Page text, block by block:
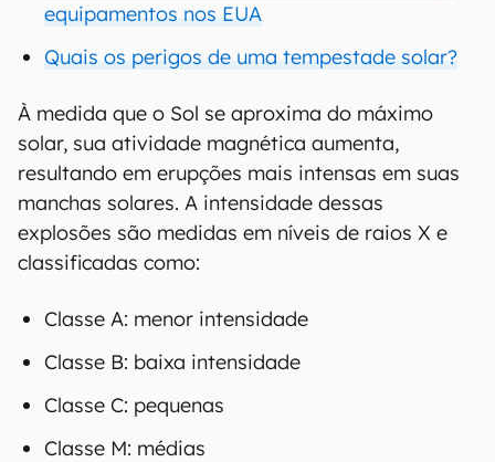
equipamentos nos EUA
Quais os perigos de uma tempestade solar?
À medida que o Sol se aproxima do máximo
solar, sua atividade magnética aumenta,
resultando em erupções mais intensas em suas
manchas solares. A intensidade dessas
explosões são medidas em níveis de raios X e
classificadas como:
Classe A: menor intensidade
Classe B: baixa intensidade
Classe C: pequenas
Classe M: médias